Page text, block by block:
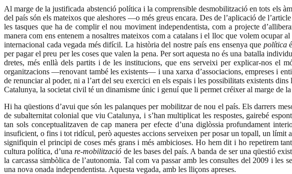
Al marge de la justificada abstenció política i la comprensible desmobilització en tots els
del país són els mateixos que aleshores —o més greus encara. Des de l’aplicació de
les tasques que ha de complir el nou moviment independentista, com a projecte
manera com ens entenem a nosaltres mateixos com a catalans i el lloc que volem ocupar
internacional cada vegada més difícil. La història del nostre país ens ensenya que política
per pagar el preu per les coses que valen la pena. Per sort aquesta no és una batalla
dretes, més enllà dels partits i de les institucions, que ens serveixi per explicar-nos el
organitzacions —renovant també les existents— i una xarxa d’associacions, empreses i
de renunciar al poder, ni a l’art del seu exercici en els espais i les possibilitats existents
Catalunya, la societat civil té un dinamisme únic i genuí que li permet créixer al marge de
Hi ha qüestions d’avui que són les palanques per mobilitzar de nou el país. Els darrers
de subalternitat colonial que viu Catalunya, i s’han multiplicat les respostes, gairebé
tan sols conceptualitzaven de cap manera per efecte d’una diglòssia profundament
insuficient, o fins i tot ridícul, però aquestes accions serveixen per posar un topall, un límit
signifiquin el principi de coses més grans i més ambicioses. Ho hem dit i ho repetirem
cultura política, d’unare-mobilització de les bases del país. A banda de ser una qüestió
la carcassa simbòlica de l’autonomia. Tal com va passar amb les consultes del 2009 i les
una nova onada independentista. Aquesta vegada, amb les lliçons apreses.